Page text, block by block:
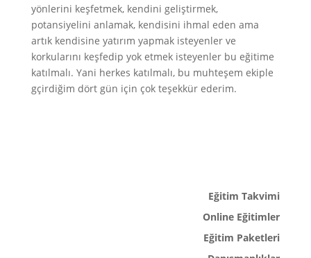
yönlerini keşfetmek, kendini geliştirmek,
potansiyelini anlamak, kendisini ihmal eden ama
artık kendisine yatırım yapmak isteyenler ve
korkularını keşfedip yok etmek isteyenler bu eğitime
katılmalı. Yani herkes katılmalı, bu muhteşem ekiple
gçirdiğim dört gün için çok teşekkür ederim.
Eğitim Takvimi
Online Eğitimler
Eğitim Paketleri